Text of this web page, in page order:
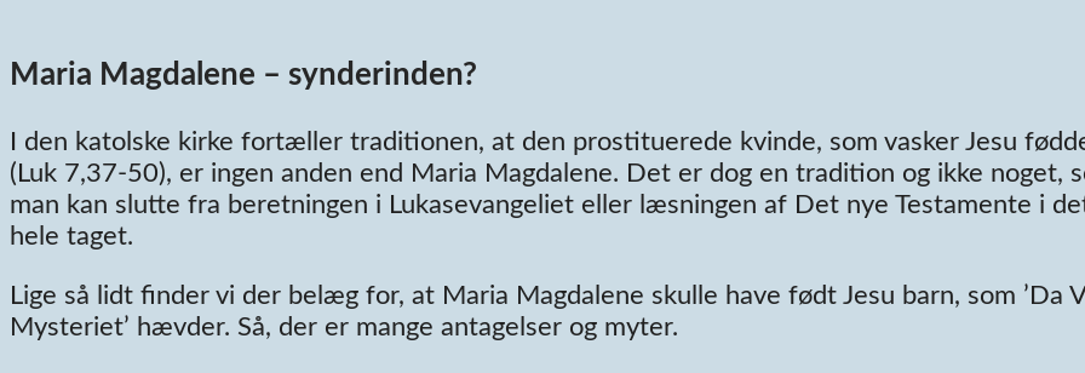
Maria Magdalene – synderinden?
I den katolske kirke fortæller traditionen, at den prostituerede kvinde, som vasker Jesu
(Luk 7,37-50), er ingen anden end Maria Magdalene. Det er dog en tradition og ikke noget,
man kan slutte fra beretningen i Lukasevangeliet eller læsningen af Det nye Testamente i
hele taget.
Lige så lidt finder vi der belæg for, at Maria Magdalene skulle have født Jesu barn, som ’Da
Mysteriet’ hævder. Så, der er mange antagelser og myter.